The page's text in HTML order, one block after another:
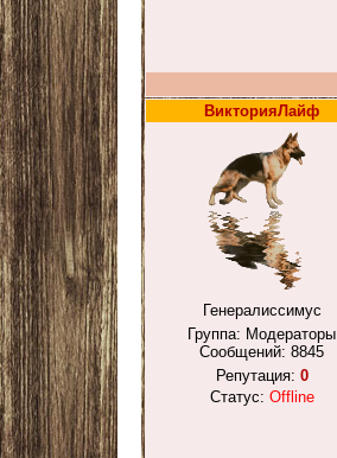
ВикторияЛайф
Генералиссимус
Группа: Модераторы
Сообщений: 8845
Репутация: 0
Статус: Offline